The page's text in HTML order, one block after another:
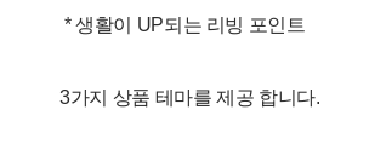
* 생활이 UP되는 리빙 포인트
3가지 상품 테마를 제공 합니다.